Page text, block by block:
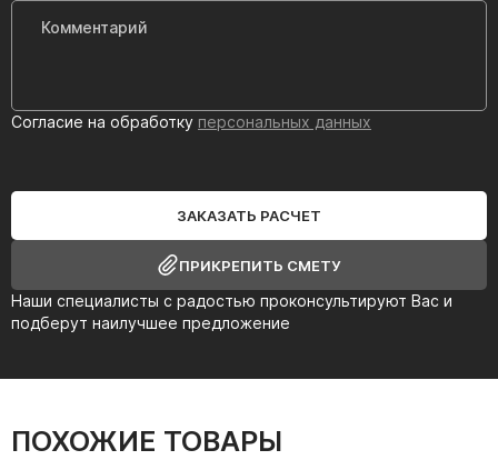
Наши специалисты с радостью проконсультируют Вас и
подберут наилучшее предложение
Согласие на обработку персональных данных
ЗАКАЗАТЬ РАСЧЕТ
ПРИКРЕПИТЬ СМЕТУ
ПОХОЖИЕ ТОВАРЫ